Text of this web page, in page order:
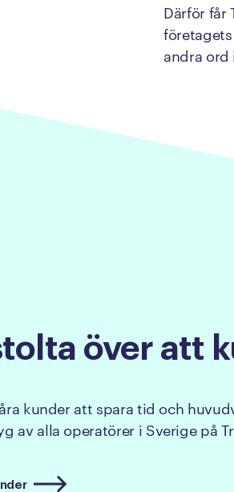
Därför får
andra ord
över att
kunder att spara tid och
av alla operatörer i Sverige på